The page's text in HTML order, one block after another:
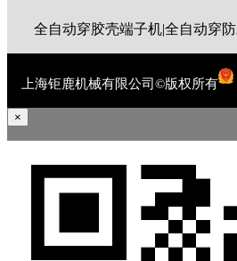
上海钜鹿机械有限公司©版权所有
×